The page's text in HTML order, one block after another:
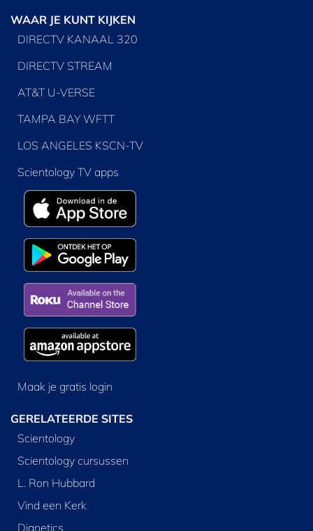
WAAR JE KUNT KIJKEN
DIRECTV KANAAL 320
DIRECTV STREAM
AT&T U-VERSE
TAMPA BAY WFTT
LOS ANGELES KSCN-TV
Scientology TV apps
Maak je gratis login
GERELATEERDE SITES
Scientology
Scientology cursussen
L. Ron Hubbard
Vind een Kerk
Dianetics